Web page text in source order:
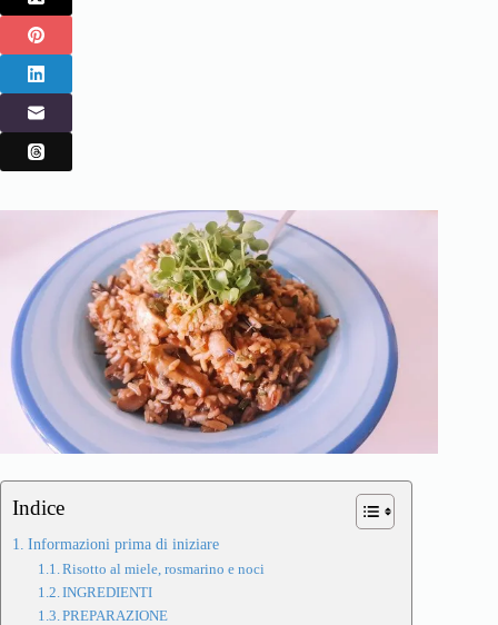
Indice
Informazioni prima di iniziare
Risotto al miele, rosmarino e noci
INGREDIENTI
PREPARAZIONE